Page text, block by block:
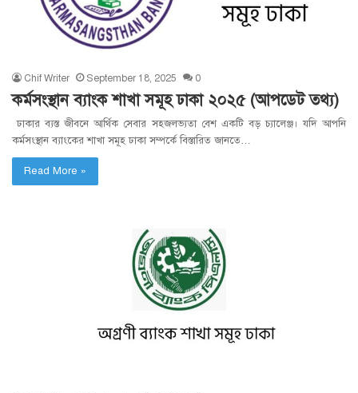
Chif Writer September 18, 2025 0
কর্মসংস্থান ব্যাংক শাখা সমূহ ঢাকা ২০২৫ (আপডেট তথ্য)
ঢাকার ব্যস্ত জীবনে আর্থিক সেবার সহজলভ্যতা বেশ একটি বড় চ্যালেঞ্জ। যদি আপনি
কর্মসংস্থান ব্যাংকের শাখা সমূহ ঢাকা সম্পর্কে বিস্তারিত জানতে…
Read More »